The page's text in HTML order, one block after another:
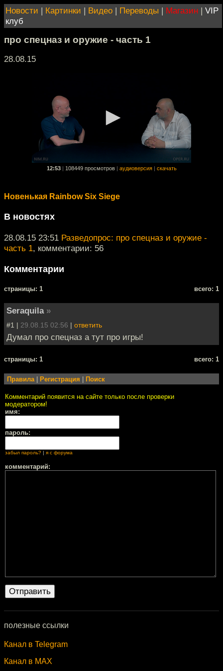
Новости | Картинки | Видео | Переводы | Магазин | VIP
клуб
про спецназ и оружие - часть 1
28.08.15
12:53 108449 просмотров аудиоверсия скачать
Новенькая Rainbow Six Siege
В новостях
28.08.15 23:51 Разведопрос: про спецназ и оружие -
часть 1, комментарии: 56
Комментарии
cтраницы: 1 всего: 1
Seraquila »
#1 | 29.08.15 02:56 | ответить
Думал про спецназ а тут про игры!
cтраницы: 1 всего: 1
Правила| Регистрация Поиск
Комментарий появится на сайте только после проверки
модератором!
имя:
пароль:
забыл пароль? я с форума
комментарий:
полезные ссылки
Канал в Telegram
Канал в MAX